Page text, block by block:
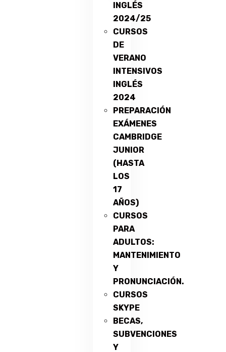
INGLÉS
2024/25
CURSOS
DE
VERANO
INTENSIVOS
INGLÉS
2024
PREPARACIÓN
EXÁMENES
CAMBRIDGE
JUNIOR
(HASTA
LOS
17
AÑOS)
CURSOS
PARA
ADULTOS:
MANTENIMIENTO
Y
PRONUNCIACIÓN.
CURSOS
SKYPE
BECAS,
SUBVENCIONES
Y